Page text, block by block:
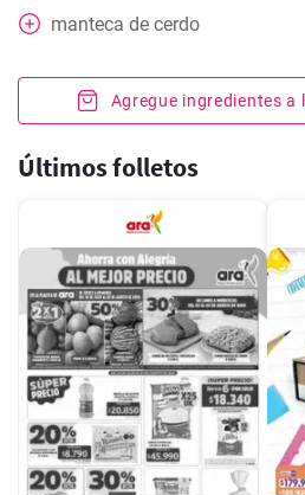
manteca de cerdo
Agregue ingredientes a
Últimos folletos